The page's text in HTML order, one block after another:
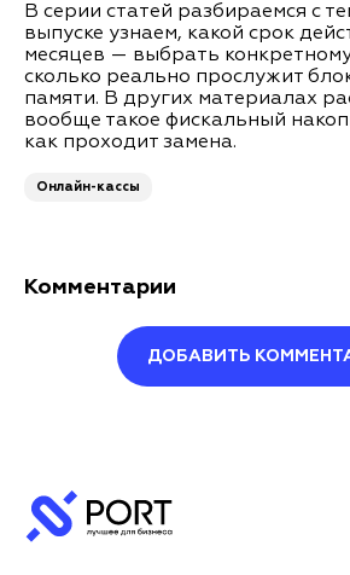
В серии статей разбираемся с
выпуске узнаем, какой срок
месяцев — выбрать
сколько реально прослужит
памяти. В других материалах
вообще такое фискальный
как проходит замена.
Онлайн-кассы
Комментарии
ДОБАВИТЬ